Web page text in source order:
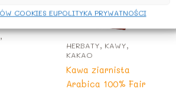
COOKIES EUPOLITYKA PRYWATNOŚCI
HERBATY, KAWY,
KAKAO
Kawa ziarnista
Arabica 100% Fair